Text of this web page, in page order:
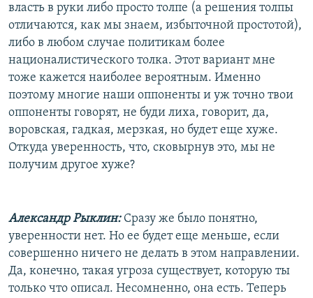
власть в руки либо просто толпе (а решения толпы
отличаются, как мы знаем, избыточной простотой),
либо в любом случае политикам более
националистического толка. Этот вариант мне
тоже кажется наиболее вероятным. Именно
поэтому многие наши оппоненты и уж точно твои
оппоненты говорят, не буди лиха, говорит, да,
воровская, гадкая, мерзкая, но будет еще хуже.
Откуда уверенность, что, сковырнув это, мы не
получим другое хуже?
Александр Рыклин: Сразу же было понятно,
уверенности нет. Но ее будет еще меньше, если
совершенно ничего не делать в этом направлении.
Да, конечно, такая угроза существует, которую ты
только что описал. Несомненно, она есть. Теперь